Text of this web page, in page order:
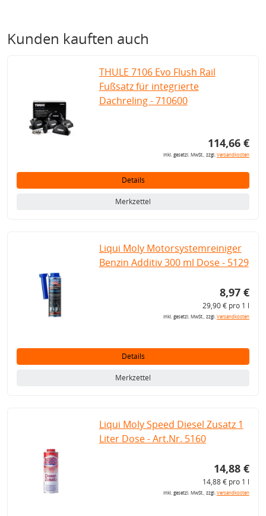
Kunden kauften auch
THULE 7106 Evo Flush Rail
Fußsatz für integrierte
Dachreling - 710600
114,66 €
inkl. gesetzl. MwSt., zzgl.Versandkosten
Details
Merkzettel
Liqui Moly Motorsystemreiniger
Benzin Additiv 300 ml Dose - 5129
8,97 €
29,90 € pro 1 l
inkl. gesetzl. MwSt., zzgl.Versandkosten
Details
Merkzettel
Liqui Moly Speed Diesel Zusatz 1
Liter Dose - Art.Nr. 5160
14,88 €
14,88 € pro 1 l
inkl. gesetzl. MwSt., zzgl.Versandkosten